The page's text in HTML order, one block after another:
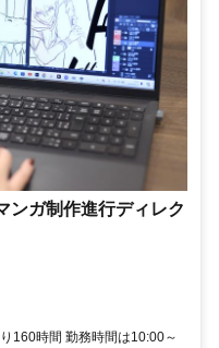
ンガ制作進行ディレク
160時間 勤務時間は10:00～